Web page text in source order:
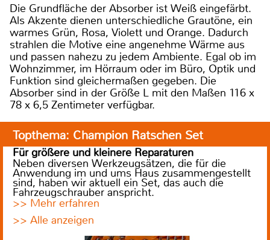
Die Grundfläche der Absorber ist Weiß eingefärbt.
Als Akzente dienen unterschiedliche Grautöne, ein
warmes Grün, Rosa, Violett und Orange. Dadurch
strahlen die Motive eine angenehme Wärme aus
und passen nahezu zu jedem Ambiente. Egal ob im
Wohnzimmer, im Hörraum oder im Büro, Optik und
Funktion sind gleichermaßen gegeben. Die
Absorber sind in der Größe L mit den Maßen 116 x
78 x 6,5 Zentimeter verfügbar.
Topthema: Champion Ratschen Set
Für größere und kleinere Reparaturen
Neben diversen Werkzeugsätzen, die für die
Anwendung im und ums Haus zusammengestellt
sind, haben wir aktuell ein Set, das auch die
Fahrzeugschrauber anspricht.
>> Mehr erfahren
>> Alle anzeigen